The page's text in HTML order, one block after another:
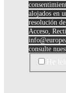
alojados en
resolución
Acceso,
consulte